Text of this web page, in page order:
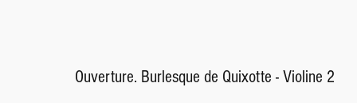
Ouverture. Burlesque de Quixotte - Violine 2